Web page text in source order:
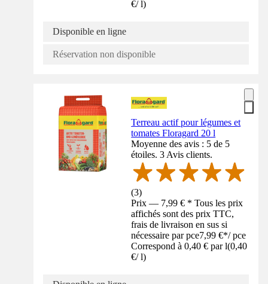
€/ l)
Disponible en ligne
Réservation non disponible
Terreau actif pour légumes et
tomates Floragard 20 l
Moyenne des avis : 5 de 5
étoiles. 3 Avis clients.
(3)
Prix — 7,99 € * Tous les prix
affichés sont des prix TTC,
frais de livraison en sus si
nécessaire par pce7,99 €*/ pce
Correspond à 0,40 € par l(0,40
€/ l)